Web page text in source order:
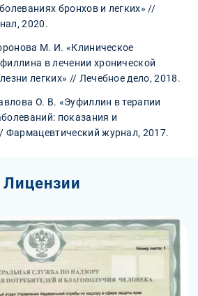
бронхов и легких» //
2020.
М. И. «Клиническое
в лечении хронической
легких» // Лечебное дело, 2018.
О. В. «Эуфиллин в терапии
показания и
Фармацевтический журнал, 2017.
Лицензии